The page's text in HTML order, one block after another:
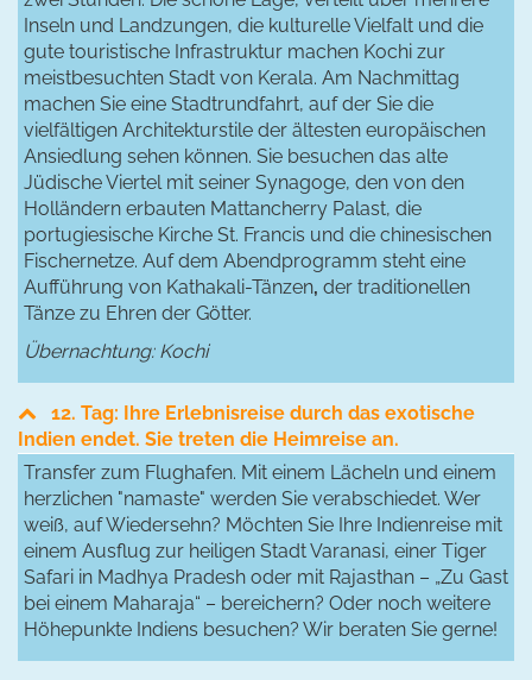
Inseln und Landzungen, die kulturelle Vielfalt und die
gute touristische Infrastruktur machen Kochi zur
meistbesuchten Stadt von Kerala. Am Nachmittag
machen Sie eine Stadtrundfahrt, auf der Sie die
vielfältigen Architekturstile der ältesten europäischen
Ansiedlung sehen können. Sie besuchen das alte
Jüdische Viertel mit seiner Synagoge, den von den
Holländern erbauten Mattancherry Palast, die
portugiesische Kirche St. Francis und die chinesischen
Fischernetze. Auf dem Abendprogramm steht eine
Aufführung von Kathakali-Tänzen, der traditionellen
Tänze zu Ehren der Götter.
Übernachtung: Kochi
12. Tag: Ihre Erlebnisreise durch das exotische
Indien endet. Sie treten die Heimreise an.
Transfer zum Flughafen. Mit einem Lächeln und einem
herzlichen "namaste" werden Sie verabschiedet. Wer
weiß, auf Wiedersehn? Möchten Sie Ihre Indienreise mit
einem Ausflug zur heiligen Stadt Varanasi, einer Tiger
Safari in Madhya Pradesh oder mit Rajasthan – „Zu Gast
bei einem Maharaja“ – bereichern? Oder noch weitere
Höhepunkte Indiens besuchen? Wir beraten Sie gerne!